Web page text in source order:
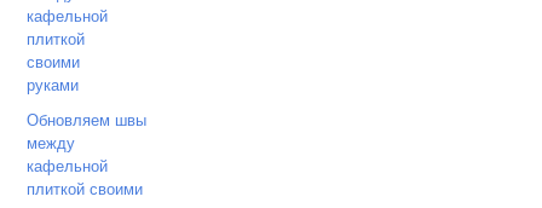
Обновляем швы
между
кафельной
плиткой своими